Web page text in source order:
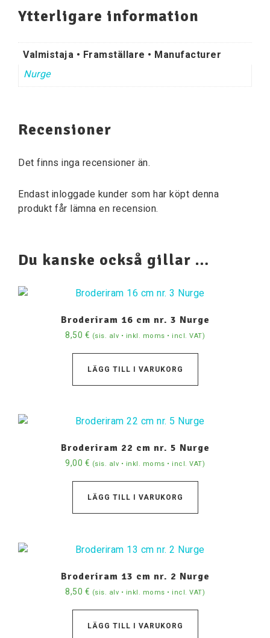
Ytterligare information
Valmistaja • Framställare • Manufacturer
Nurge
Recensioner
Det finns inga recensioner än.
Endast inloggade kunder som har köpt denna
produkt får lämna en recension.
Du kanske också gillar …
Broderiram 16 cm nr. 3 Nurge
8,50 € (sis. alv • inkl. moms • incl. VAT)
LÄGG TILL I VARUKORG
Broderiram 22 cm nr. 5 Nurge
9,00 € (sis. alv • inkl. moms • incl. VAT)
LÄGG TILL I VARUKORG
Broderiram 13 cm nr. 2 Nurge
8,50 € (sis. alv • inkl. moms • incl. VAT)
LÄGG TILL I VARUKORG